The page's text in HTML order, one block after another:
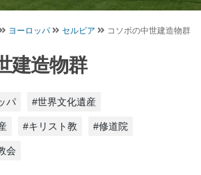
ヨーロッパ セルビア コソボの中世建造物群
建造物群
パ #世界文化遺産
#キリスト教 #修道院
会